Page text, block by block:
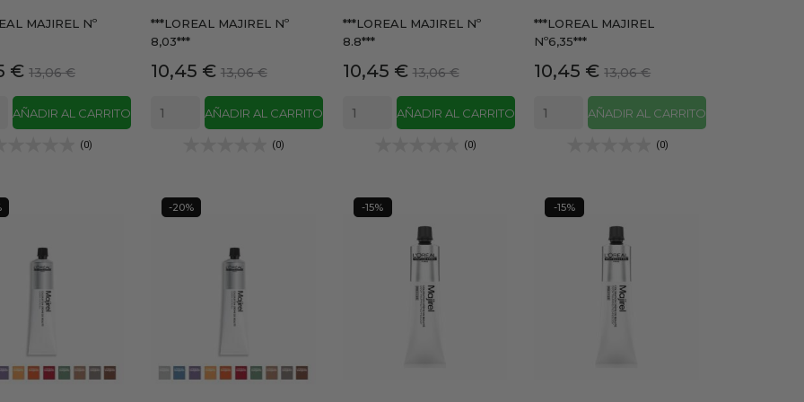
MAJIREL Nº
€ Precio
base
13,06 €
AÑADIR AL CARRITO
(0)
***LOREAL MAJIREL Nº
8,03***
Precio
10,45 € Precio
base
13,06 €
AÑADIR AL CARRITO
(0)
***LOREAL MAJIREL Nº
8.8***
Precio
10,45 € Precio
base
13,06 €
AÑADIR AL CARRITO
(0)
***LOREAL MAJIREL
Nº6,35***
Precio
10,45 € Precio
base
13,06 €
AÑADIR AL CARRITO
(0)
-20% -15% -15%